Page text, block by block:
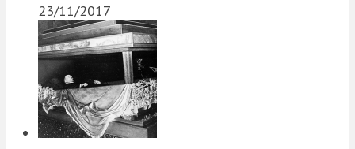
23/11/2017